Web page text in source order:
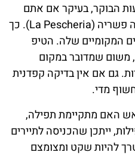
הבוקר, בעיקר אם אתם
רוצים לשלב את שוק הדגים לה פשריה (La Pescheria). כך
המקומיים שלה. הטיפ
משום שמדובר במקום
גם אם אין בדיקה קפדנית
מדי.
האם מתקיימת תפילה,
ייתכן שהכניסה לתיירים
להיות שקט ומצומצם